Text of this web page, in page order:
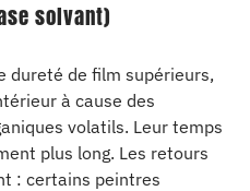
solvant)
dureté de film supérieurs,
à cause des
volatils. Leur temps
plus long. Les retours
: certains peintres